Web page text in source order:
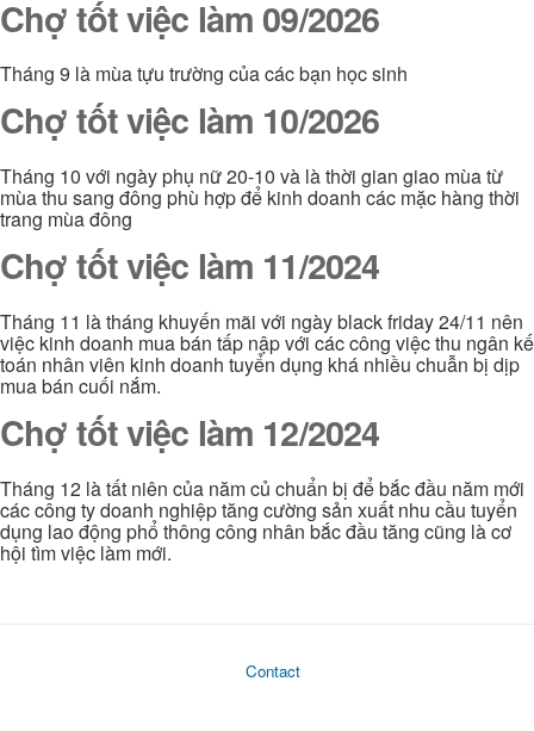
Chợ tốt việc làm 09/2026
Tháng 9 là mùa tựu trường của các bạn học sinh
Chợ tốt việc làm 10/2026
Tháng 10 với ngày phụ nữ 20-10 và là thời gian giao mùa từ
mùa thu sang đông phù hợp để kinh doanh các mặc hàng thời
trang mùa đông
Chợ tốt việc làm 11/2024
Tháng 11 là tháng khuyến mãi với ngày black friday 24/11 nên
việc kinh doanh mua bán tấp nập với các công việc thu ngân kế
toán nhân viên kinh doanh tuyển dụng khá nhiều chuẫn bị dịp
mua bán cuối nắm.
Chợ tốt việc làm 12/2024
Tháng 12 là tất niên của năm củ chuẩn bị để bắc đầu năm mới
các công ty doanh nghiệp tăng cường sản xuất nhu cầu tuyển
dụng lao động phổ thông công nhân bắc đầu tăng cũng là cơ
hội tìm việc làm mới.
Contact